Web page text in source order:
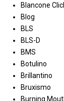
Blancone
Blog
BLS
BLS-D
BMS
Botulino
Brillantino
Bruxismo
Burning